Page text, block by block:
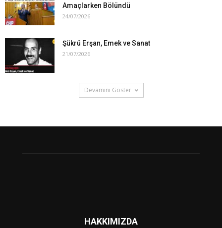
Amaçlarken Bölündü
24/07/2026
Şükrü Erşan, Emek ve Sanat
21/07/2026
Devamını Göster
HAKKIMIZDA